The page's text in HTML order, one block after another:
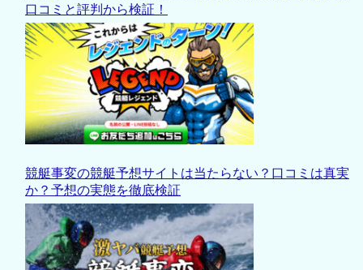
口コミと評判から検証！
競艇事変の競艇予想サイトは当たらない？口コミは真実
か？予想の実態を徹底検証